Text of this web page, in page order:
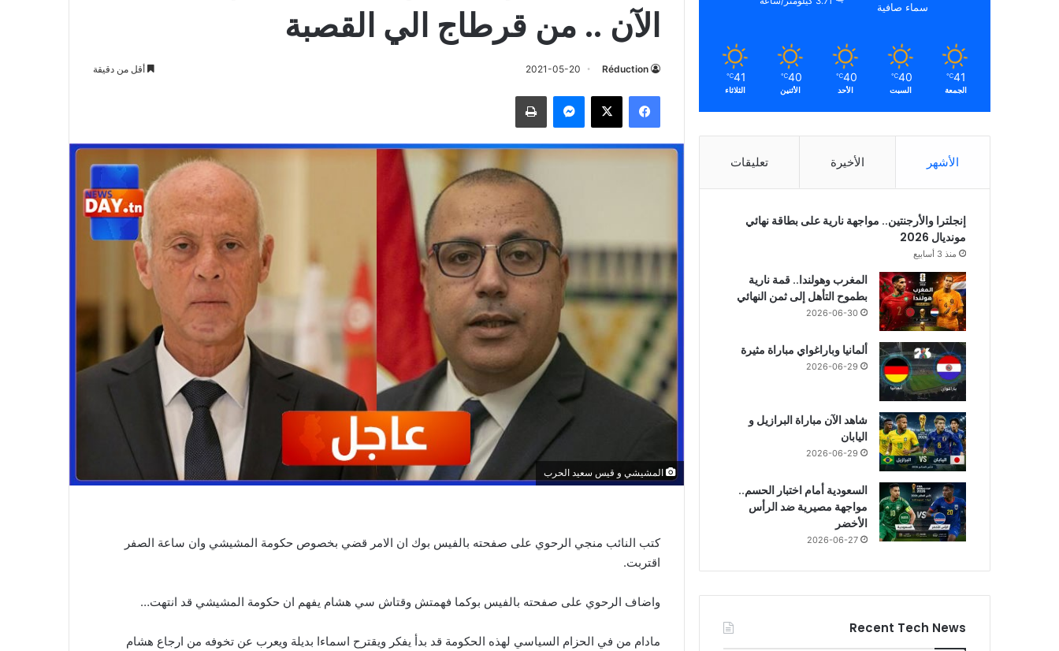
الآن .. من قرطاج الي القصبة
Réduction
2021-05-20 أقل من دقيقة
فيسبوك ‫X ماسنجر طباعة
المشيشي و قيس سعيد الحرب
كتب النائب منجي الرحوي على صفحته بالفيس بوك ان الامر قضي بخصوص حكومة المشيشي وان ساعة الصفر
اقتربت.
واضاف الرحوي على صفحته بالفيس بوكما فهمتش وقتاش سي هشام يفهم ان حكومة المشيشي قد انتهت…
مادام من في الحزام السياسي لهذه الحكومة قد بدأ يفكر ويقترح اسماءا بديلة ويعرب عن تخوفه من ارجاع هشام
سماء صافية
41
℃
الجمعة
40
℃
السبت
40
℃
الأحد
40
℃
الأثنين
41
℃
الثلاثاء
الأشهر الأخيرة تعليقات
إنجلترا والأرجنتين.. مواجهة نارية على بطاقة نهائي
مونديال 2026
منذ 3 أسابيع
المغرب وهولندا.. قمة نارية
بطموح التأهل إلى ثمن النهائي
2026-06-30
ألمانيا وباراغواي مباراة مثيرة
2026-06-29
شاهد الآن مباراة البرازيل و
اليابان
2026-06-29
السعودية أمام اختبار الحسم..
مواجهة مصيرية ضد الرأس
الأخضر
2026-06-27
Recent Tech News